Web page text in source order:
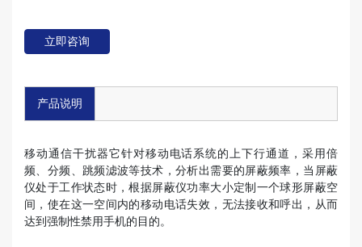
立即咨询
产品说明
移动通信干扰器它针对移动电话系统的上下行通道，采用倍
频、分频、跳频滤波等技术，分析出需要的屏蔽频率，当屏蔽
仪处于工作状态时，根据屏蔽仪功率大小定制一个球形屏蔽空
间，使在这一空间内的移动电话失效，无法接收和呼出，从而
达到强制性禁用手机的目的。